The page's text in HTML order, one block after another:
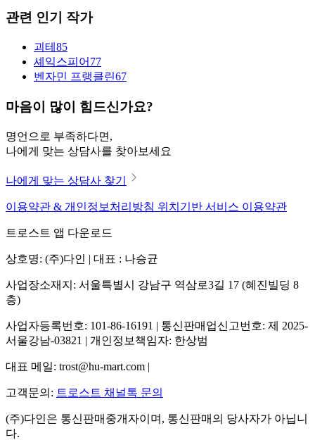
관련 인기 작가
괴테 85
셰익스피어 77
벤자민 프랭클린67
마음이 많이 힘드신가요?
명언으로 부족하다면,
나에게 맞는 상담사를 찾아보세요
나에게 맞는 상담사 찾기
이용약관 & 개인정보처리방침 위치기반 서비스 이용약관
트로스트 앱 다운로드
상호명: (주)다인 | 대표 : 나승균
사업장소재지: 서울특별시 강남구 역삼로3길 17 (혜진빌딩 8
층)
사업자등록번호: 101-86-16191 | 통신판매업신고번호: 제 2025-
서울강남-03821 | 개인정보책임자: 한상범
대표 메일: trost@hu-mart.com |
고객문의: 트로스트 채널톡 문의
(주)다인은 통신판매중개자이며, 통신판매의 당사자가 아닙니
다.